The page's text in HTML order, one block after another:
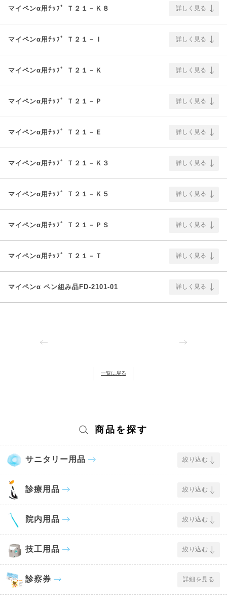
マイペンα用ﾁｯﾌﾟ Ｔ２１－Ｋ８ 詳しく見る
マイペンα用ﾁｯﾌﾟ Ｔ２１－Ｉ 詳しく見る
マイペンα用ﾁｯﾌﾟ Ｔ２１－Ｋ 詳しく見る
マイペンα用ﾁｯﾌﾟ Ｔ２１－Ｐ 詳しく見る
マイペンα用ﾁｯﾌﾟ Ｔ２１－Ｅ 詳しく見る
マイペンα用ﾁｯﾌﾟ Ｔ２１－Ｋ３ 詳しく見る
マイペンα用ﾁｯﾌﾟ Ｔ２１－Ｋ５ 詳しく見る
マイペンα用ﾁｯﾌﾟ Ｔ２１－ＰＳ 詳しく見る
マイペンα用ﾁｯﾌﾟ Ｔ２１－Ｔ 詳しく見る
マイペンα ペン組み品FD-2101-01 詳しく見る
一覧に戻る
商品を探す
サニタリー用品 絞り込む
診療用品 絞り込む
院内用品 絞り込む
技工用品 絞り込む
診察券 詳細を見る